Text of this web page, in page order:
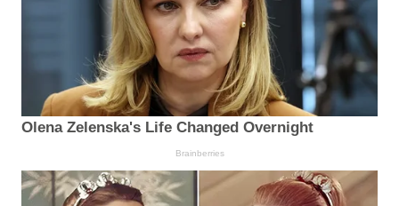
Olena Zelenska's Life Changed Overnight
Brainberries